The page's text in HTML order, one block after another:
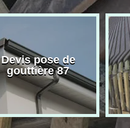
Devis pose de
gouttière 87